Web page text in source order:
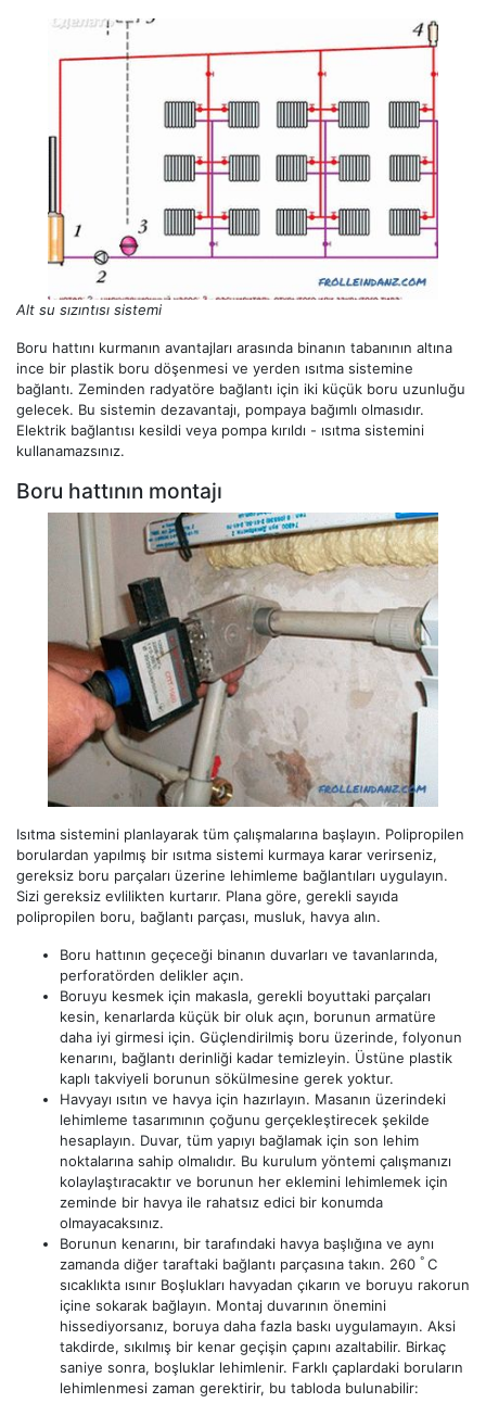
Alt su sızıntısı sistemi
Boru hattını kurmanın avantajları arasında binanın tabanının altına
ince bir plastik boru döşenmesi ve yerden ısıtma sistemine
bağlantı. Zeminden radyatöre bağlantı için iki küçük boru uzunluğu
gelecek. Bu sistemin dezavantajı, pompaya bağımlı olmasıdır.
Elektrik bağlantısı kesildi veya pompa kırıldı - ısıtma sistemini
kullanamazsınız.
Boru hattının montajı
Isıtma sistemini planlayarak tüm çalışmalarına başlayın. Polipropilen
borulardan yapılmış bir ısıtma sistemi kurmaya karar verirseniz,
gereksiz boru parçaları üzerine lehimleme bağlantıları uygulayın.
Sizi gereksiz evlilikten kurtarır. Plana göre, gerekli sayıda
polipropilen boru, bağlantı parçası, musluk, havya alın.
Boru hattının geçeceği binanın duvarları ve tavanlarında,
perforatörden delikler açın.
Boruyu kesmek için makasla, gerekli boyuttaki parçaları
kesin, kenarlarda küçük bir oluk açın, borunun armatüre
daha iyi girmesi için. Güçlendirilmiş boru üzerinde, folyonun
kenarını, bağlantı derinliği kadar temizleyin. Üstüne plastik
kaplı takviyeli borunun sökülmesine gerek yoktur.
Havyayı ısıtın ve havya için hazırlayın. Masanın üzerindeki
lehimleme tasarımının çoğunu gerçekleştirecek şekilde
hesaplayın. Duvar, tüm yapıyı bağlamak için son lehim
noktalarına sahip olmalıdır. Bu kurulum yöntemi çalışmanızı
kolaylaştıracaktır ve borunun her eklemini lehimlemek için
zeminde bir havya ile rahatsız edici bir konumda
olmayacaksınız.
Borunun kenarını, bir tarafındaki havya başlığına ve aynı
zamanda diğer taraftaki bağlantı parçasına takın. 260 ° C
sıcaklıkta ısınır Boşlukları havyadan çıkarın ve boruyu rakorun
içine sokarak bağlayın. Montaj duvarının önemini
hissediyorsanız, boruya daha fazla baskı uygulamayın. Aksi
takdirde, sıkılmış bir kenar geçişin çapını azaltabilir. Birkaç
saniye sonra, boşluklar lehimlenir. Farklı çaplardaki boruların
lehimlenmesi zaman gerektirir, bu tabloda bulunabilir: